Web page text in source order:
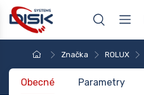
Značka ROLUX
Obecné Parametry